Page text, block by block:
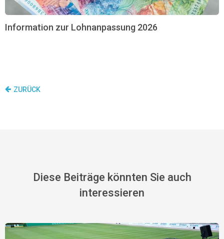
Information zur Lohnanpassung 2026
ZURÜCK
Diese Beiträge könnten Sie auch
interessieren